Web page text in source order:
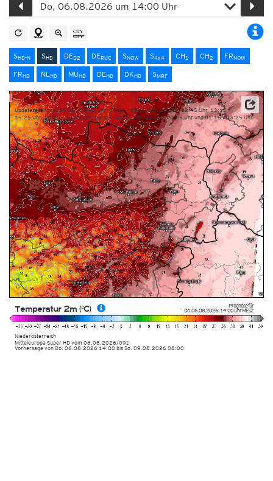
SHD-N SHD DED2 DERUC SNOW S4x4 CH1 CH2 FRNOW
FRHD NLHD MUHD DEHD DKHD SMRF
Prognose für
Do. 06.08.2026,14:00 UhrMESZ
Niederösterreich
Mitteleuropa Super HDvom 06.08.2026/09z
Temperatur 2m (°C)
Updatezeiten: ca. 04:25 – 06:45 Uhr, 07:15 – 09:25 Uhr, 10:25 – 12:45 Uhr, 13:15 –
15:25 Uhr, 16:25 – 18:45 Uhr, 19:15 – 21:25 Uhr, 22:25 – 00:45 Uhr und 01:15 – 03:25 Uhr
Vorhersage von Do. 06.08.2026 14:00 bis So. 09.08.2026 08:00